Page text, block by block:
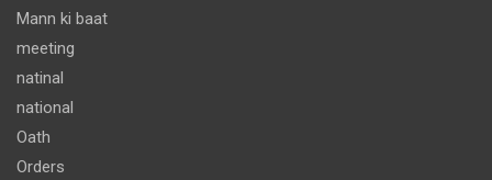
Mann ki baat
meeting
natinal
national
Oath
Orders